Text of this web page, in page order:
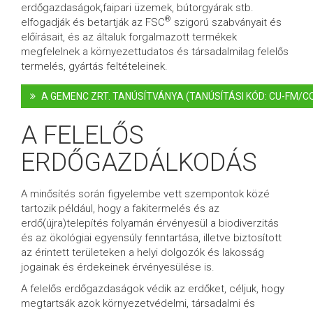
erdőgazdaságok,faipari üzemek, bútorgyárak stb.
elfogadják és betartják az FSC® szigorú szabványait és
előírásait, és az általuk forgalmazott termékek
megfelelnek a környezettudatos és társadalmilag felelős
termelés, gyártás feltételeinek.
A GEMENC ZRT. TANÚSÍTVÁNYA (TANÚSÍTÁSI KÓD: CU-FM/
A FELELŐS
ERDŐGAZDÁLKODÁS
A minősítés során figyelembe vett szempontok közé
tartozik például, hogy a fakitermelés és az
erdő(újra)telepítés folyamán érvényesül a biodiverzitás
és az ökológiai egyensúly fenntartása, illetve biztosított
az érintett területeken a helyi dolgozók és lakosság
jogainak és érdekeinek érvényesülése is.
A felelős erdőgazdaságok védik az erdőket, céljuk, hogy
megtartsák azok környezetvédelmi, társadalmi és